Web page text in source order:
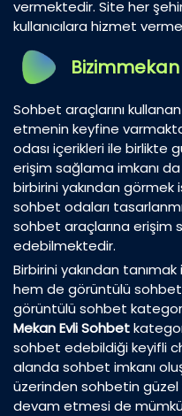
vermektedir. Site her
kullanıcılara hizmet
Sohbet araçlarını
etmenin keyfine
odası içerikleri ile birlikte
erişim sağlama imkanı da
birbirini yakından
sohbet odaları
sohbet araçlarına erişim
edebilmektedir.
Birbirini yakından
hem de görüntülü
görüntülü sohbet
Mekan Evli Sohbet
sohbet edebildiği keyifli
alanda sohbet imkanı
üzerinden sohbetin güzel
devam etmesi de